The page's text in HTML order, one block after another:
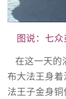
图说：七
在这一天的
布大法王身
法王子金身